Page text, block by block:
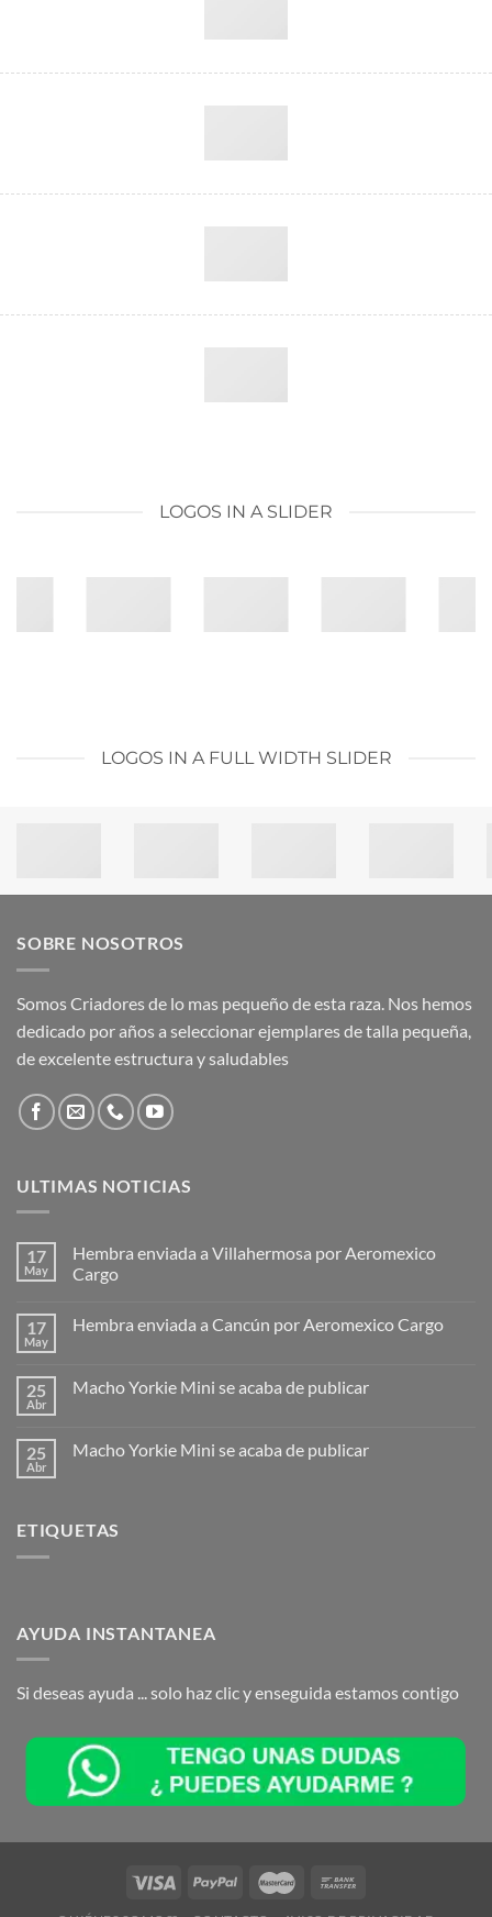
LOGOS IN A SLIDER
LOGOS IN A FULL WIDTH SLIDER
SOBRE NOSOTROS
Somos Criadores de lo mas pequeño de esta raza. Nos hemos
dedicado por años a seleccionar ejemplares de talla pequeña,
de excelente estructura y saludables
ULTIMAS NOTICIAS
17
May
Hembra enviada a Villahermosa por Aeromexico
Cargo
17
May
Hembra enviada a Cancún por Aeromexico Cargo
25
Abr
Macho Yorkie Mini se acaba de publicar
25
Abr
Macho Yorkie Mini se acaba de publicar
ETIQUETAS
AYUDA INSTANTANEA
Si deseas ayuda ... solo haz clic y enseguida estamos contigo